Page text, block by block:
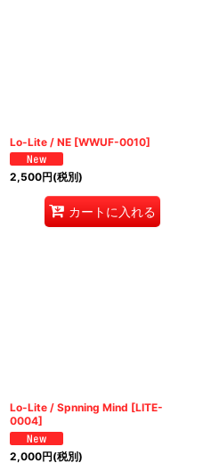
Lo-Lite / NE [WWUF-0010]
2,500円(税別)
カートに入れる
Lo-Lite / Spnning Mind [LITE-
0004]
2,000円(税別)